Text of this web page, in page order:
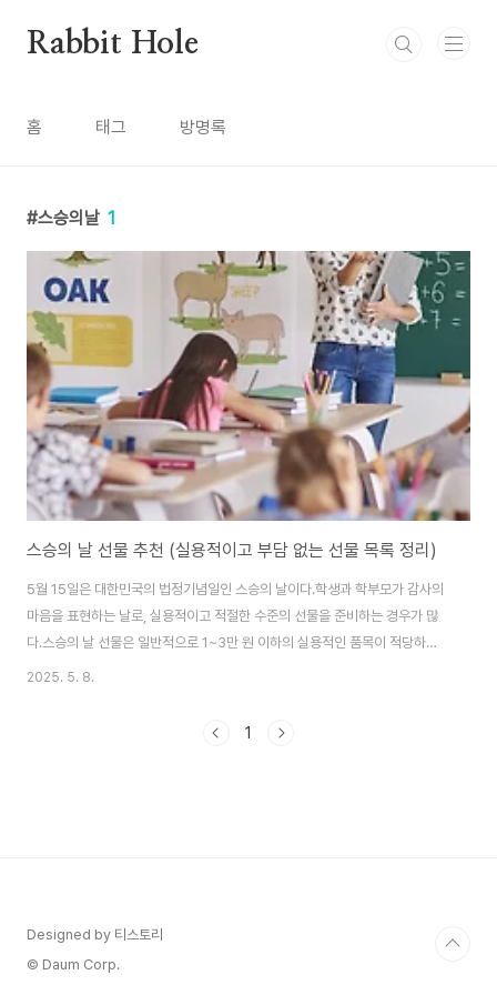
Rabbit Hole
홈 태그 방명록
스승의날 1
스승의 날 선물 추천 (실용적이고 부담 없는 선물 목록 정리)
5월 15일은 대한민국의 법정기념일인 스승의 날이다.학생과 학부모가 감사의
마음을 표현하는 날로, 실용적이고 적절한 수준의 선물을 준비하는 경우가 많
다.스승의 날 선물은 일반적으로 1~3만 원 이하의 실용적인 품목이 적당하며,
고가의 선물은 지양하는 것이 바람직하다.다음은 실제 수요와 선호도가 높은
적이고 상징적인 형태의 선물이다.손편지는 비용 부담 없이 진심을 전할 수 있
2025. 5. 8.
1
Designed by 티스토리
© Daum Corp.